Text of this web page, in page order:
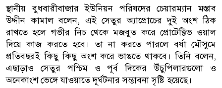
স্থানীয় বুধবারীবাজার ইউনিয়ন পরিষদের চেয়ারম্যান মস্তাব
উদ্দীন কামাল বলেন, এই সেতুর অ্যাপ্রোচের দুই অংশ ঠিক
রাখতে হলে গভীর নিচ থেকে মজবুত করে প্রোটেক্টিভ ওয়াল
দিয়ে কাজ করতে হবে। তা না করতে পারলে বর্ষা মৌসুমে
প্রতিবছরই কিছু কিছু অংশ করে ভাঙতে থাকবে। তিনি বলেন,
এছাড়াও সেতুর পশ্চিম ও পূর্ব দিকের উঁচুপিলারগুলো ও
অনেকাংশ ভেঙ্গে যাওয়াতে দূর্ঘটনার সম্ভাবনা সৃষ্টি হয়েছে।